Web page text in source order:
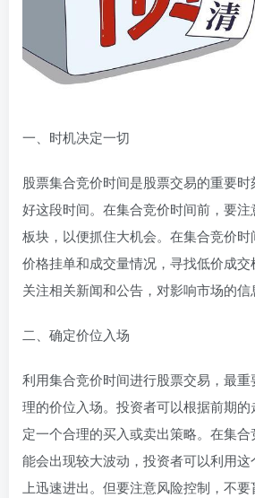
一、时机决定一切
股票集合竞价时间是股票交易的重要
好这段时间。在集合竞价时间前，要
板块，以便抓住大机会。在集合竞价
价格挂单和成交量情况，寻找低价成
关注相关新闻和公告，对影响市场的信
二、确定价位入场
利用集合竞价时间进行股票交易，最
理的价位入场。投资者可以根据前期
定一个合理的买入或卖出策略。在集
能会出现较大波动，投资者可以利用
上迅速进出。但要注意风险控制，不要